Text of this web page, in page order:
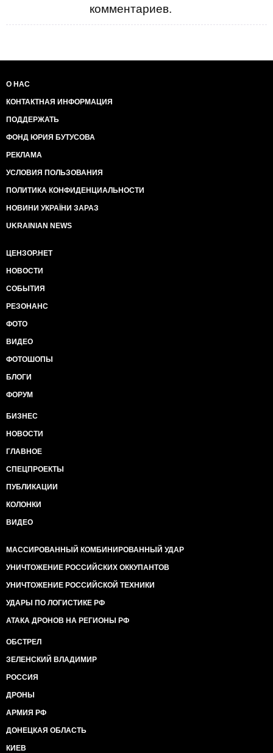
комментариев.
О НАС
КОНТАКТНАЯ ИНФОРМАЦИЯ
ПОДДЕРЖАТЬ
ФОНД ЮРИЯ БУТУСОВА
РЕКЛАМА
УСЛОВИЯ ПОЛЬЗОВАНИЯ
ПОЛИТИКА КОНФИДЕНЦИАЛЬНОСТИ
НОВИНИ УКРАЇНИ ЗАРАЗ
UKRAINIAN NEWS
ЦЕНЗОР.НЕТ
НОВОСТИ
СОБЫТИЯ
РЕЗОНАНС
ФОТО
ВИДЕО
ФОТОШОПЫ
БЛОГИ
ФОРУМ
БИЗНЕС
НОВОСТИ
ГЛАВНОЕ
СПЕЦПРОЕКТЫ
ПУБЛИКАЦИИ
КОЛОНКИ
ВИДЕО
МАССИРОВАННЫЙ КОМБИНИРОВАННЫЙ УДАР
УНИЧТОЖЕНИЕ РОССИЙСКИХ ОККУПАНТОВ
УНИЧТОЖЕНИЕ РОССИЙСКОЙ ТЕХНИКИ
УДАРЫ ПО ЛОГИСТИКЕ РФ
АТАКА ДРОНОВ НА РЕГИОНЫ РФ
ОБСТРЕЛ
ЗЕЛЕНСКИЙ ВЛАДИМИР
РОССИЯ
ДРОНЫ
АРМИЯ РФ
ДОНЕЦКАЯ ОБЛАСТЬ
КИЕВ